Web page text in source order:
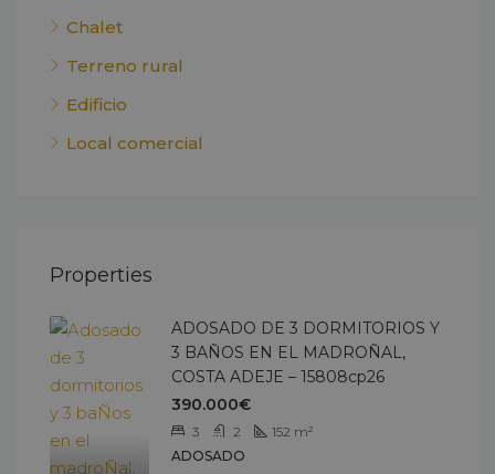
Chalet
Terreno rural
Edificio
Local comercial
Properties
ADOSADO DE 3 DORMITORIOS Y
3 BAÑOS EN EL MADROÑAL,
COSTA ADEJE – 15808cp26
390.000€
3 2 152 m²
ADOSADO